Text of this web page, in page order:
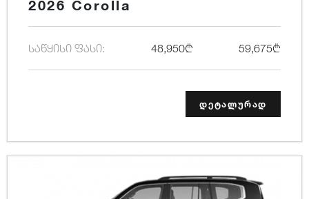
2026 Corolla
საწყისი ფასი: 48,950₾ 59,675₾
დეტალურად